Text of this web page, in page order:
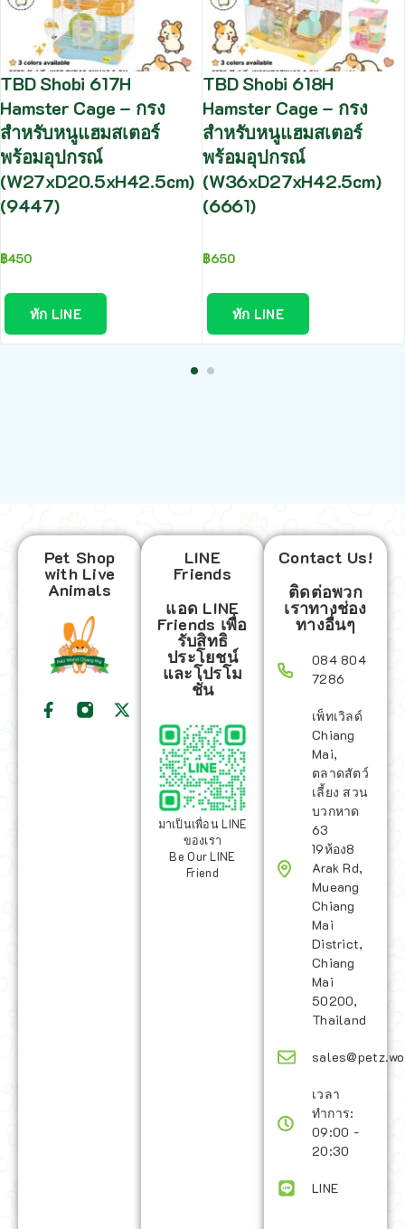
TBD Shobi 617H
Hamster Cage – กรง
สำหรับหนูแฮมสเตอร์
พร้อมอุปกรณ์
(W27xD20.5xH42.5cm)
(9447)
฿450
ทัก LINE
TBD Shobi 618H
Hamster Cage – กรง
สำหรับหนูแฮมสเตอร์
พร้อมอุปกรณ์
(W36xD27xH42.5cm)
(6661)
฿650
ทัก LINE
Pet Shop
with Live
Animals
LINE
Friends
แอด LINE
Friends เพื่อ
รับสิทธิ
ประโยชน์
และโปรโม
ชั่น
มาเป็นเพื่อน LINE
ของเรา
Be Our LINE
Friend
Contact Us!
ติดต่อพวก
เราทางช่อง
ทางอื่นๆ
084 804
7286
เพ็ทเวิลด์
Chiang
Mai,
ตลาดสัตว์
เลี้ยง สวน
บวกหาด
63
19ห้อง8
Arak Rd,
Mueang
Chiang
Mai
District,
Chiang
Mai
50200,
Thailand
เวลา
ทำการ:
09:00 -
20:30
LINE